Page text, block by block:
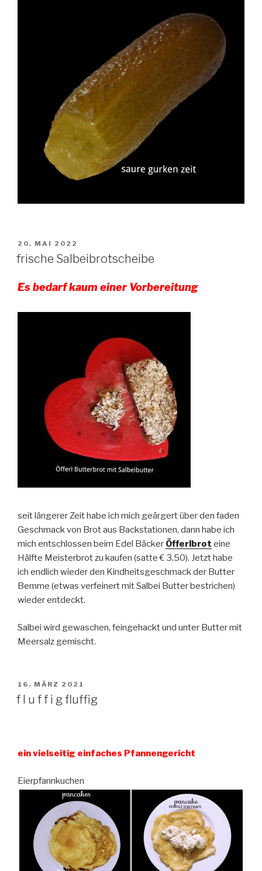
VERÖFFENTLICHT
AM
20. MAI 2022
frische Salbeibrotscheibe
Es bedarf kaum einer Vorbereitung
seit längerer Zeit habe ich mich geärgert über den faden
Geschmack von Brot aus Backstationen, dann habe ich
mich entschlossen beim Edel Bäcker Öfferlbrot eine
Hälfte Meisterbrot zu kaufen (satte € 3.50). Jetzt habe
ich endlich wieder den Kindheitsgeschmack der Butter
Bemme (etwas verfeinert mit Salbei Butter bestrichen)
wieder entdeckt.
Salbei wird gewaschen, feingehackt und unter Butter mit
Meersalz gemischt.
VERÖFFENTLICHT
AM
16. MÄRZ 2021
f l u f f i g fluffig
ein vielseitig einfaches Pfannengericht
Eierpfannkuchen